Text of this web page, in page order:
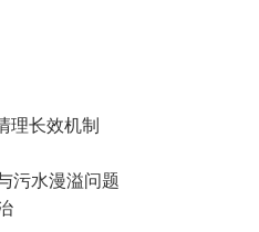
理长效机制
污水漫溢问题